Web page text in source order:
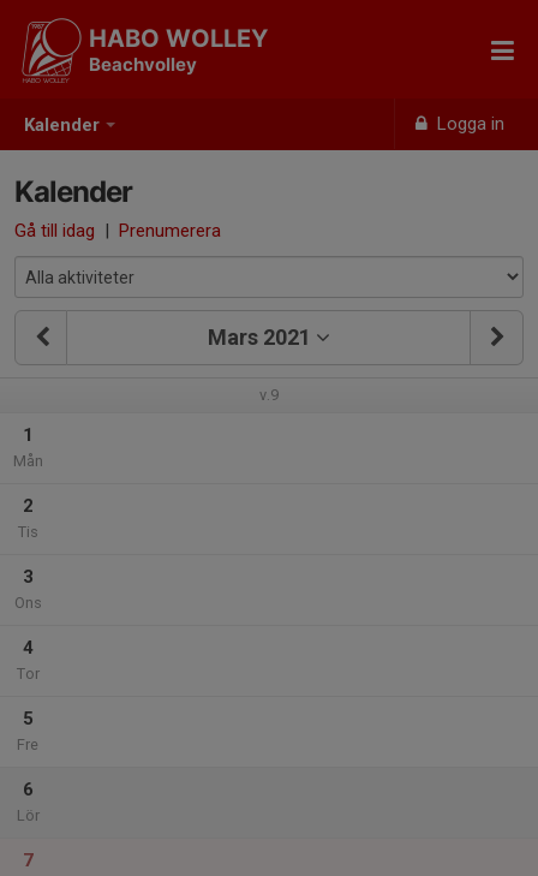
Kalender Logga in
HABO WOLLEY
Beachvolley
Kalender
Gå till idag | Prenumerera
Mars 2021
v.9
1
Mån
2
Tis
3
Ons
4
Tor
5
Fre
6
Lör
7